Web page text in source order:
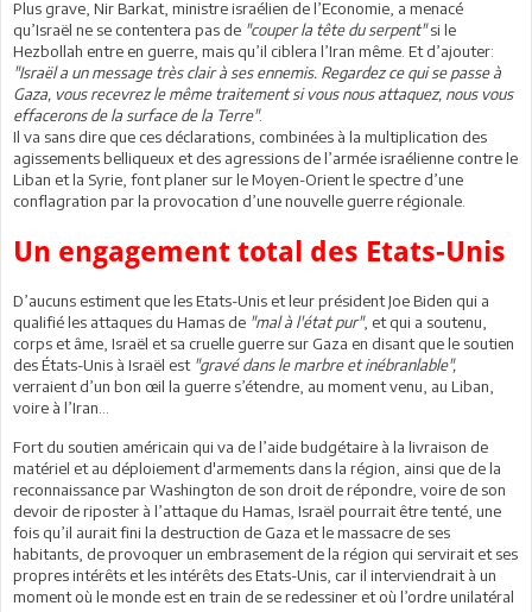
Plus grave, Nir Barkat, ministre israélien de l’Economie, a menacé
qu’Israël ne se contentera pas de "couper la tête du serpent"si le
Hezbollah entre en guerre, mais qu’il ciblera l’Iran même. Et d’ajouter:
"Israël a un message très clair à ses ennemis. Regardez ce qui se passe à
Gaza, vous recevrez le même traitement si vous nous attaquez, nous vous
effacerons de la surface de la Terre".
Il va sans dire que ces déclarations, combinées à la multiplication des
agissements belliqueux et des agressions de l’armée israélienne contre le
Liban et la Syrie, font planer sur le Moyen-Orient le spectre d’une
conflagration par la provocation d’une nouvelle guerre régionale.
Un engagement total des Etats-Unis
D’aucuns estiment que les Etats-Unis et leur président Joe Biden qui a
qualifié les attaques du Hamas de "mal à l'état pur", et qui a soutenu,
corps et âme, Israël et sa cruelle guerre sur Gaza en disant que le soutien
des États-Unis à Israël est "gravé dans le marbre et inébranlable",
verraient d’un bon œil la guerre s’étendre, au moment venu, au Liban,
voire à l’Iran…
Fort du soutien américain qui va de l’aide budgétaire à la livraison de
matériel et au déploiement d'armements dans la région, ainsi que de la
reconnaissance par Washington de son droit de répondre, voire de son
devoir de riposter à l’attaque du Hamas, Israël pourrait être tenté, une
fois qu’il aurait fini la destruction de Gaza et le massacre de ses
habitants, de provoquer un embrasement de la région qui servirait et ses
propres intérêts et les intérêts des Etats-Unis, car il interviendrait à un
moment où le monde est en train de se redessiner et où l’ordre unilatéral